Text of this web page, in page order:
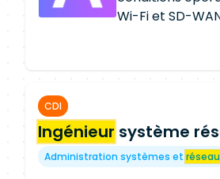
Wi-Fi et SD-
distance les
astreintes (du
partenaires
CDI
Ingénieur système
Administration systèmes et